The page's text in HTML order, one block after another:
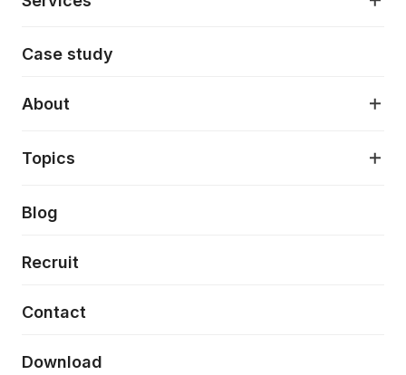
AI駆動開発支援
モダナイゼーション
特徴量エンジニアリングと生成AI
デザインシステム構築支援
フロントエンド開発
Case study
About
About
当社が目指しているもの
Topics
Press release
News
Event/Seminer
Blog
Recruit
Contact
Download